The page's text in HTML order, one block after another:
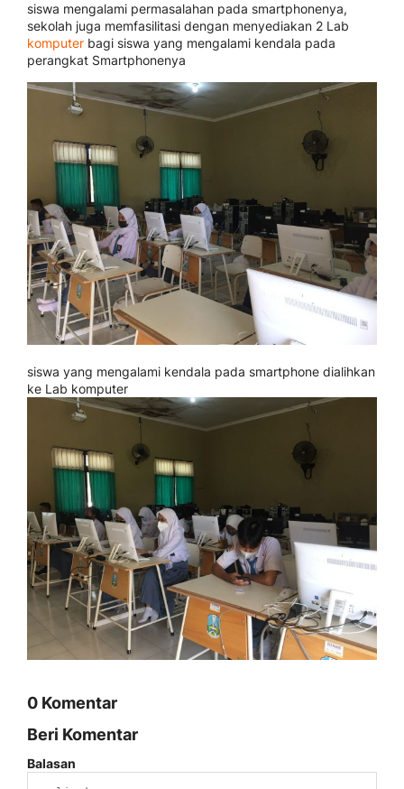
siswa mengalami permasalahan pada smartphonenya,
sekolah juga memfasilitasi dengan menyediakan 2 Lab
komputer bagi siswa yang mengalami kendala pada
perangkat Smartphonenya
siswa yang mengalami kendala pada smartphone dialihkan
ke Lab komputer
0 Komentar
Beri Komentar
Balasan